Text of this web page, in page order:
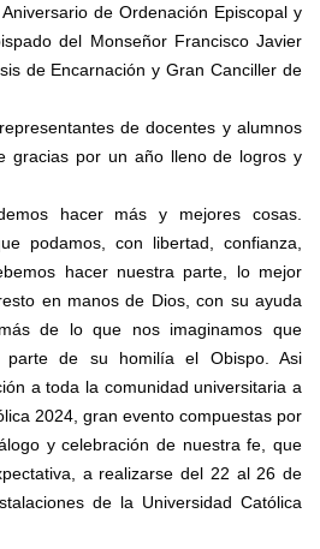
de Ordenación Episcopal y
del Monseñor Francisco Javier
de Encarnación y Gran Canciller de
de docentes y alumnos
gracias por un año lleno de logros y
hacer más y mejores cosas.
podamos, con libertad, confianza,
hacer nuestra parte, lo mejor
en manos de Dios, con su ayuda
de lo que nos imaginamos que
parte de su homilía el Obispo. Asi
a toda la comunidad universitaria a
2024, gran evento compuestas por
y celebración de nuestra fe, que
a realizarse del 22 al 26 de
de la Universidad Católica